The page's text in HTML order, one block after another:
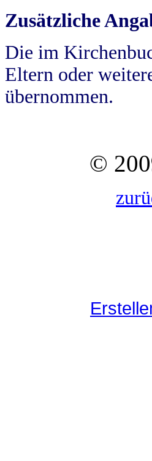
Zusätzliche
Die im
Eltern oder
übernommen.
©